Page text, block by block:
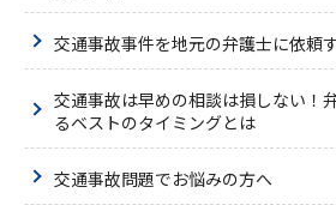
交通事故事件を地元の弁護士に依頼
交通事故は早めの相談は損しない！
るベストのタイミングとは
交通事故問題でお悩みの方へ